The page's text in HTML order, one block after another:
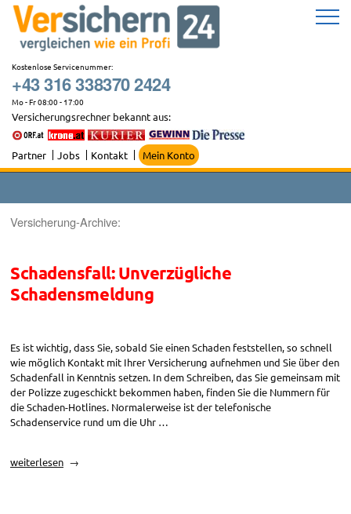
Zum
Inhalt
springen
Kostenlose Servicenummer:
+43 316 338370 2424
Mo - Fr 08:00 - 17:00
Versicherungsrechner bekannt aus:
Partner Jobs Kontakt Mein Konto
Versicherung-Archive:
Schadensfall: Unverzügliche
Schadensmeldung
Es ist wichtig, dass Sie, sobald Sie einen Schaden feststellen, so schnell
wie möglich Kontakt mit Ihrer Versicherung aufnehmen und Sie über den
Schadenfall in Kenntnis setzen. In dem Schreiben, das Sie gemeinsam mit
der Polizze zugeschickt bekommen haben, finden Sie die Nummern für
die Schaden-Hotlines. Normalerweise ist der telefonische
Schadenservice rund um die Uhr …
„Schadensfall:
weiterlesen